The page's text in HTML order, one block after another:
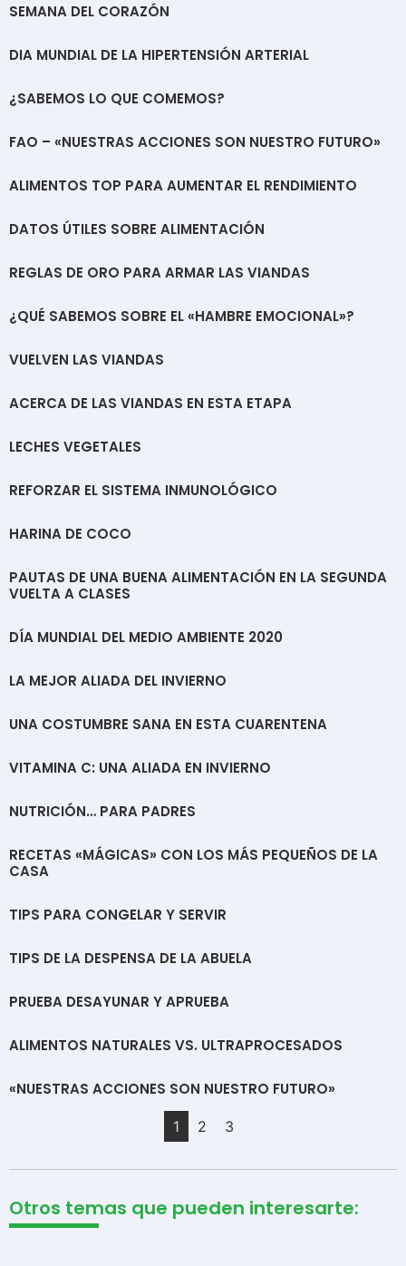
SEMANA DEL CORAZÓN
DIA MUNDIAL DE LA HIPERTENSIÓN ARTERIAL
¿SABEMOS LO QUE COMEMOS?
FAO – «NUESTRAS ACCIONES SON NUESTRO FUTURO»
ALIMENTOS TOP PARA AUMENTAR EL RENDIMIENTO
DATOS ÚTILES SOBRE ALIMENTACIÓN
REGLAS DE ORO PARA ARMAR LAS VIANDAS
¿QUÉ SABEMOS SOBRE EL «HAMBRE EMOCIONAL»?
VUELVEN LAS VIANDAS
ACERCA DE LAS VIANDAS EN ESTA ETAPA
LECHES VEGETALES
REFORZAR EL SISTEMA INMUNOLÓGICO
HARINA DE COCO
PAUTAS DE UNA BUENA ALIMENTACIÓN EN LA SEGUNDA
VUELTA A CLASES
DÍA MUNDIAL DEL MEDIO AMBIENTE 2020
LA MEJOR ALIADA DEL INVIERNO
UNA COSTUMBRE SANA EN ESTA CUARENTENA
VITAMINA C: UNA ALIADA EN INVIERNO
NUTRICIÓN… PARA PADRES
RECETAS «MÁGICAS» CON LOS MÁS PEQUEÑOS DE LA
CASA
TIPS PARA CONGELAR Y SERVIR
TIPS DE LA DESPENSA DE LA ABUELA
PRUEBA DESAYUNAR Y APRUEBA
ALIMENTOS NATURALES VS. ULTRAPROCESADOS
«NUESTRAS ACCIONES SON NUESTRO FUTURO»
1 2 3
Otros temas que pueden interesarte: